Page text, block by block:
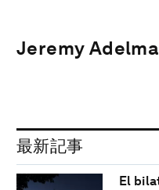
Jeremy
最新記事
El